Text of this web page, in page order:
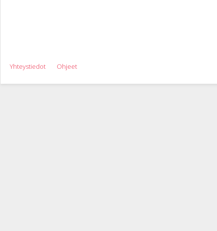
Yhteystiedot Ohjeet